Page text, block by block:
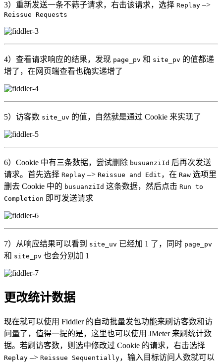
3）重新发送一条不蒜子请求，右击该请求，选择 Replay –>
Reissue Requests
4）查看请求响应的结果，发现 page_pv 和 site_pv 的值都递
增了，在网页端查看也确实递增了
5）访客数 site_uv 的值，自然就是通过 Cookie 来实现了
6）Cookie 中有三条数据，尝试删除 busuanziId 后再次发送
请求。首先选择 Replay –> Reissue and Edit ，在 Raw 选项里
删去 Cookie 中的 busuanziId 这条数据，然后点击 Run to
Completion 即可发送请求
7）从响应结果可以看到 site_uv 已经加 1 了，同时 page_pv
和 site_pv 也会分别加 1
更改统计数据
现在就可以使用 Fiddler 的自动批量发包功能来刷访客数和访
问量了，值得一提的是，这里也可以使用 JMeter 来刷统计数
据。若刷访客数，则选中修改过 Cookie 的请求，右击选择
Replay –> Reissue Sequentially，输入目标访问人数就可以